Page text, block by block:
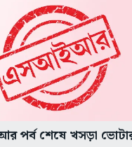
পর্ব শেষে খসড়া